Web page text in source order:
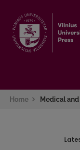
Home Medical